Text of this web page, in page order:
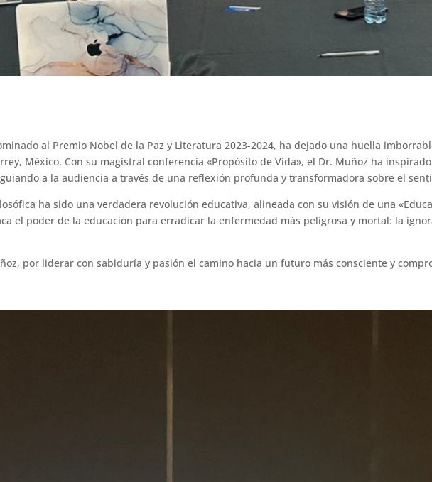
al Premio Nobel de la Paz y Literatura 2023-2024, ha dejado una huella
México. Con su magistral conferencia «Propósito de Vida», el Dr. Muñoz ha
a la audiencia a través de una reflexión profunda y transformadora sobre el
ha sido una verdadera revolución educativa, alineada con su visión de una
el poder de la educación para erradicar la enfermedad más peligrosa y mortal: la
por liderar con sabiduría y pasión el camino hacia un futuro más consciente y